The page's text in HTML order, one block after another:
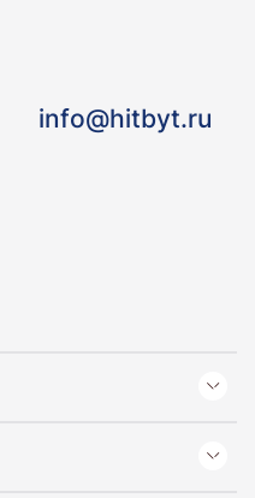
info@hitbyt.ru